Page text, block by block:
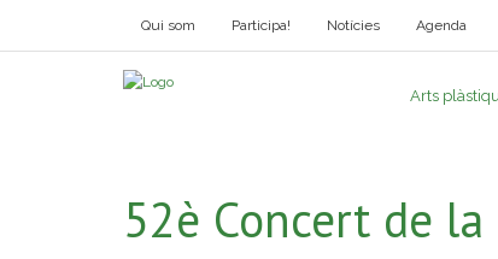
Qui som Participa! Notícies Agenda
Arts
52è Concert de